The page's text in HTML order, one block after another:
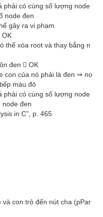
phải có cùng số lượng node
node đen
gây ra vi phạm
OK
thể xóa root và thay bằng n
đen  OK
con của nó phải là đen ⇒ no
màu đỏ
phải có cùng số lượng node
đen
in C”, p. 465
con trỏ đến nút cha (pPar